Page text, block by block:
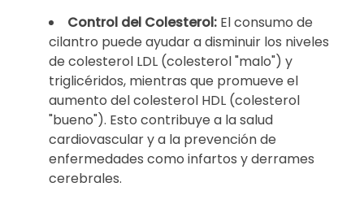
Control del Colesterol: El consumo de
cilantro puede ayudar a disminuir los niveles
de colesterol LDL (colesterol "malo") y
triglicéridos, mientras que promueve el
aumento del colesterol HDL (colesterol
"bueno"). Esto contribuye a la salud
cardiovascular y a la prevención de
enfermedades como infartos y derrames
cerebrales.